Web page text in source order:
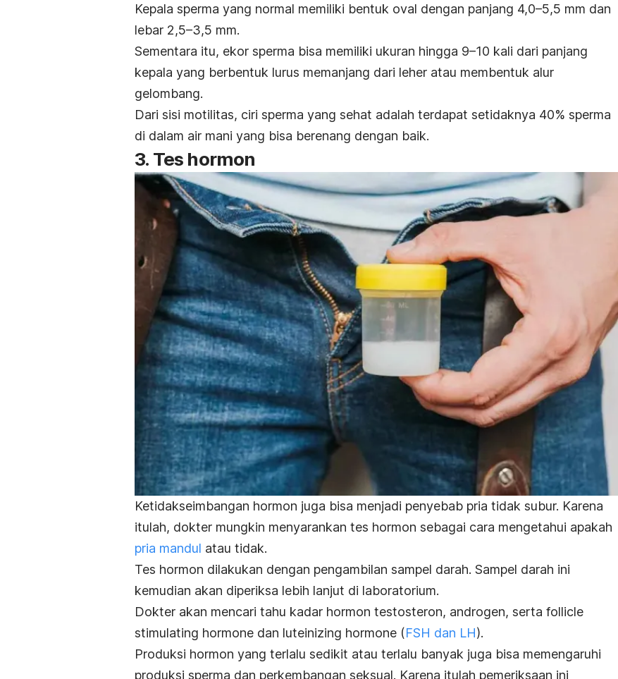
Kepala sperma yang normal memiliki bentuk oval dengan panjang 4,0–5,5 mm dan
lebar 2,5–3,5 mm.
Sementara itu, ekor sperma bisa memiliki ukuran hingga 9–10 kali dari panjang
kepala yang berbentuk lurus memanjang dari leher atau membentuk alur
gelombang.
Dari sisi motilitas, ciri sperma yang sehat adalah terdapat setidaknya 40% sperma
di dalam air mani yang bisa berenang dengan baik.
3. Tes hormon
Ketidakseimbangan hormon juga bisa menjadi penyebab pria tidak subur. Karena
itulah, dokter mungkin menyarankan tes hormon sebagai cara mengetahui apakah
pria mandul atau tidak.
Tes hormon dilakukan dengan pengambilan sampel darah. Sampel darah ini
kemudian akan diperiksa lebih lanjut di laboratorium.
Dokter akan mencari tahu kadar hormon testosteron, androgen, serta follicle
stimulating hormone dan luteinizing hormone (FSH dan LH).
Produksi hormon yang terlalu sedikit atau terlalu banyak juga bisa memengaruhi
produksi sperma dan perkembangan seksual. Karena itulah pemeriksaan ini